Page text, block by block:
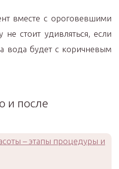
вместе с ороговевшими
стоит удивляться, если
вода будет с коричневым
и после